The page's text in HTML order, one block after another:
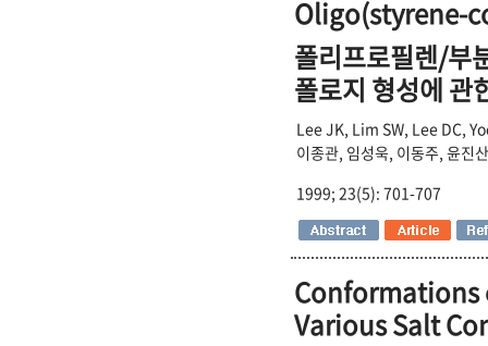
Oligo(styrene-
폴리프로필렌/
폴로지 형성에 관
Lee JK, Lim SW, Lee DC,
이종관, 임성욱, 이동주, 윤진
1999; 23(5): 701-707
Conformations
Various Salt